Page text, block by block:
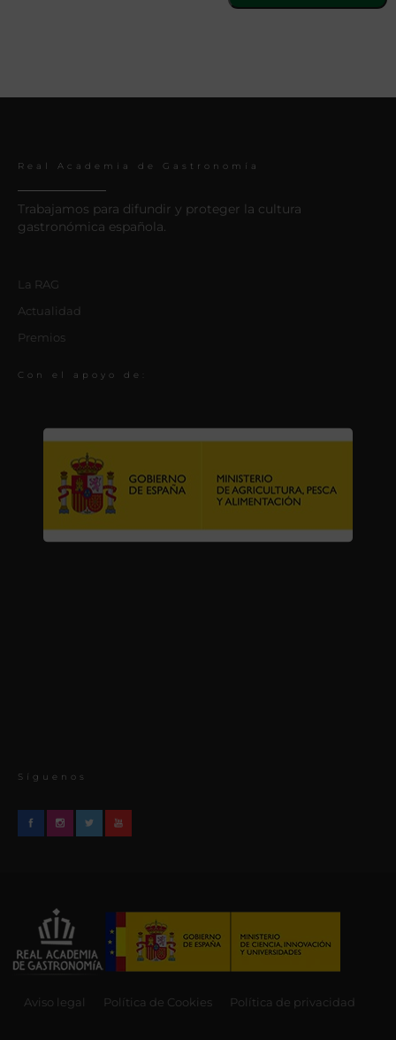
Real Academia de Gastronomía
Trabajamos para difundir y proteger la cultura
gastronómica española.
La RAG
Actualidad
Premios
Con el apoyo de:
Síguenos
Aviso legal Política de Cookies Política de privacidad